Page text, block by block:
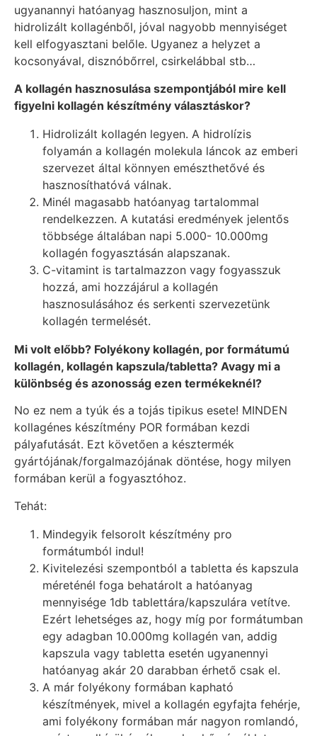
ugyanannyi hatóanyag hasznosuljon, mint a
hidrolizált kollagénből, jóval nagyobb mennyiséget
kell elfogyasztani belőle. Ugyanez a helyzet a
kocsonyával, disznóbőrrel, csirkelábbal stb…
A kollagén hasznosulása szempontjából mire kell
figyelni kollagén készítmény választáskor?
Hidrolizált kollagén legyen. A hidrolízis
folyamán a kollagén molekula láncok az emberi
szervezet által könnyen emészthetővé és
hasznosíthatóvá válnak.
Minél magasabb hatóanyag tartalommal
rendelkezzen. A kutatási eredmények jelentős
többsége általában napi 5.000- 10.000mg
kollagén fogyasztásán alapszanak.
C-vitamint is tartalmazzon vagy fogyasszuk
hozzá, ami hozzájárul a kollagén
hasznosulásához és serkenti szervezetünk
kollagén termelését.
Mi volt előbb? Folyékony kollagén, por formátumú
kollagén, kollagén kapszula/tabletta? Avagy mi a
különbség és azonosság ezen termékeknél?
No ez nem a tyúk és a tojás tipikus esete! MINDEN
kollagénes készítmény POR formában kezdi
pályafutását. Ezt követően a késztermék
gyártójának/forgalmazójának döntése, hogy milyen
formában kerül a fogyasztóhoz.
Tehát:
Mindegyik felsorolt készítmény pro
formátumból indul!
Kivitelezési szempontból a tabletta és kapszula
méreténél foga behatárolt a hatóanyag
mennyisége 1db tablettára/kapszulára vetítve.
Ezért lehetséges az, hogy míg por formátumban
egy adagban 10.000mg kollagén van, addig
kapszula vagy tabletta esetén ugyanennyi
hatóanyag akár 20 darabban érhető csak el.
A már folyékony formában kapható
készítmények, mivel a kollagén egyfajta fehérje,
ami folyékony formában már nagyon romlandó,